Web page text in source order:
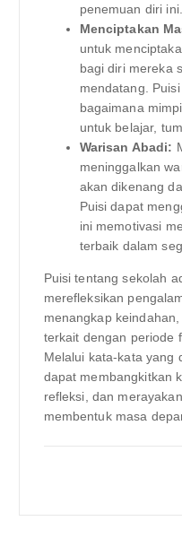
penemuan diri ini.
Menciptakan
untuk
bagi diri mereka
mendatang.
bagaimana
untuk belajar,
Warisan Abadi:
meninggalkan
akan dikenang
Puisi dapat
ini memotivasi
terbaik dalam
Puisi tentang sekolah
merefleksikan
menangkap
terkait dengan periode
Melalui kata-kata yang
dapat membangkitkan
refleksi, dan
membentuk masa